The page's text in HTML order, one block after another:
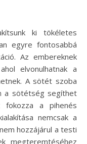
egyre fontosabbá
Az embereknek
elvonulhatnak a
A sötét szoba
a sötétség segíthet
fokozza a pihenés
nemcsak a
hozzájárul a testi
megteremtéséhez